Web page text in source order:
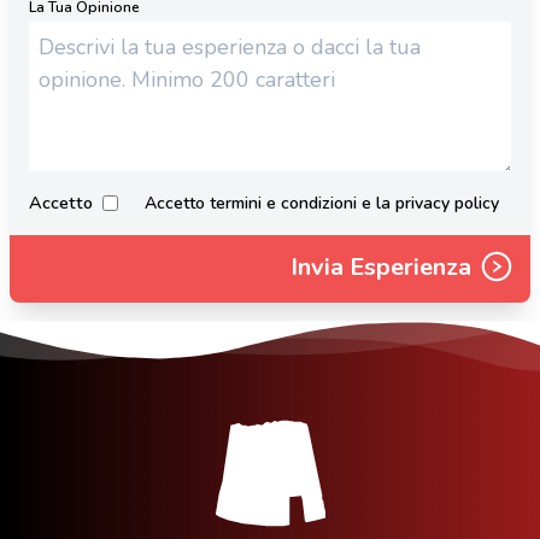
La Tua Opinione
Accetto Accetto termini e condizioni e la privacy policy
Invia Esperienza